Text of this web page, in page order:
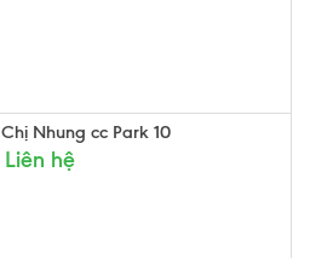
Chị Nhung cc Park 10
Liên hệ